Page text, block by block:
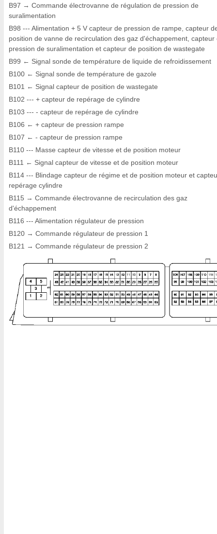
B97 → Commande électrovanne de régulation de pression de
suralimentation
B98 --- Alimentation + 5 V capteur de pression de rampe, capteur
position de vanne de recirculation des gaz d'échappement, capteur
pression de suralimentation et capteur de position de wastegate
B99 ← Signal sonde de température de liquide de refroidissement
B100 ← Signal sonde de température de gazole
B101 ← Signal capteur de position de wastegate
B102 --- + capteur de repérage de cylindre
B103 --- - capteur de repérage de cylindre
B106 ← + capteur de pression rampe
B107 ← - capteur de pression rampe
B110 --- Masse capteur de vitesse et de position moteur
B111 ← Signal capteur de vitesse et de position moteur
B114 --- Blindage capteur de régime et de position moteur et
repérage cylindre
B115 → Commande électrovanne de recirculation des gaz
d'échappement
B116 --- Alimentation régulateur de pression
B120 → Commande régulateur de pression 1
B121 → Commande régulateur de pression 2